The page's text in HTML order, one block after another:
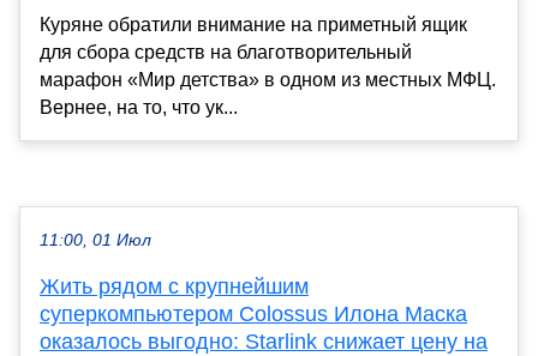
Куряне обратили внимание на приметный ящик
для сбора средств на благотворительный
марафон «Мир детства» в одном из местных МФЦ.
Вернее, на то, что ук...
11:00, 01 Июл
Жить рядом с крупнейшим
суперкомпьютером Colossus Илона Маска
оказалось выгодно: Starlink снижает цену на